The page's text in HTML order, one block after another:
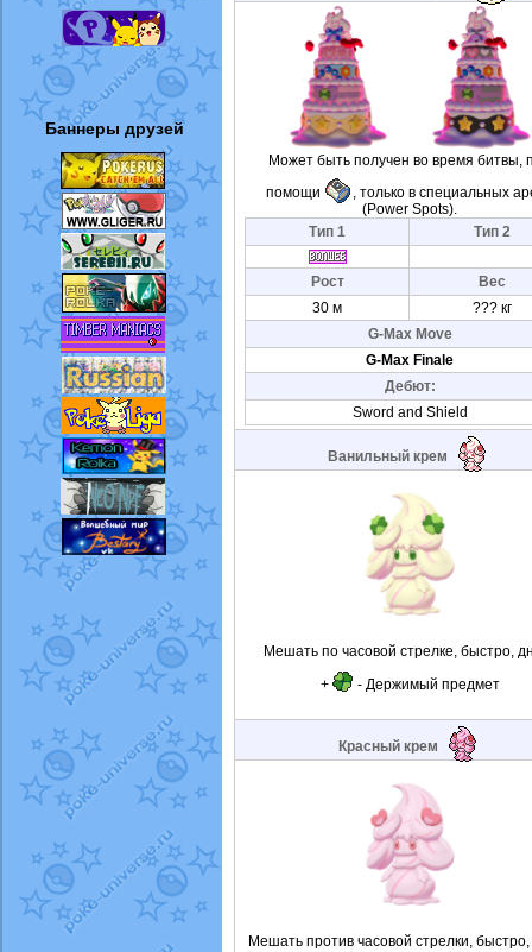
Баннеры друзей
Может быть получен во время битвы,
помощи
, только в специальных
(Power Spots).
Тип 1
Тип 2
Рост
Вес
30 м
??? кг
G-Max Move
G-Max Finale
Дебют:
Sword and Shield
Ванильный крем
Мешать по часовой стрелке, быстро,
+
- Держимый предмет
Красный крем
Мешать против часовой стрелки,